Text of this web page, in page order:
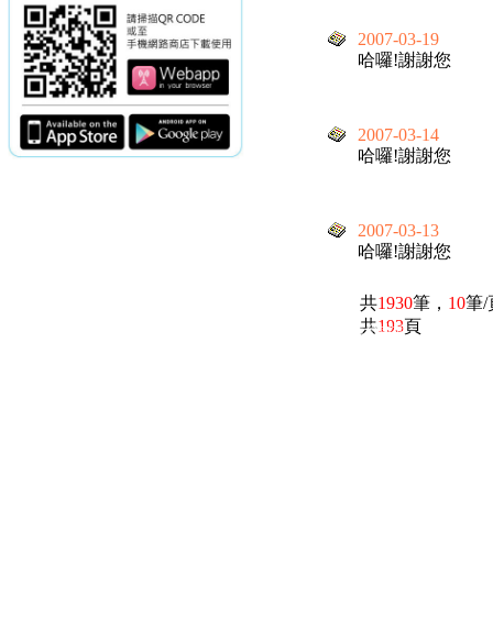
2007-03-19
哈囉!謝謝您
2007-03-14
哈囉!謝謝您
2007-03-13
哈囉!謝謝您
共1930筆， 10筆/
共193頁
佳音電台地址：